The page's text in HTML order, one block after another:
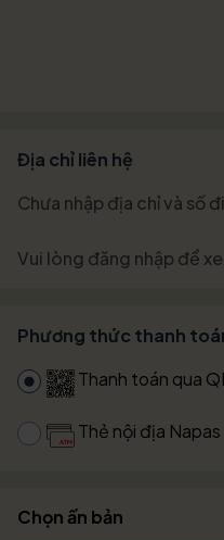
Địa chỉ liên hệ
Chưa nhập địa chỉ và số
Vui lòng đăng nhập để
Phương thức thanh
Thanh toán qua
Thẻ nội địa Napas
Chọn ấn bản